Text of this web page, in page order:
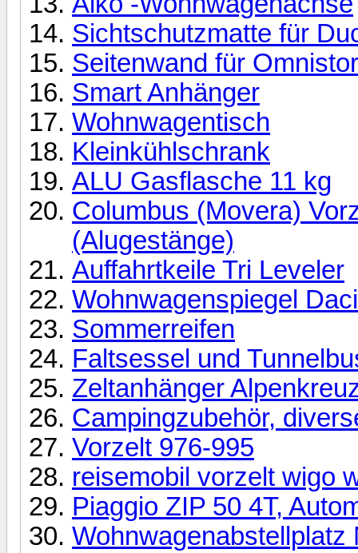
Sichtschutzmatte für
Seitenwand für
Smart Anhänger
Wohnwagentisch
Kleinkühlschrank
ALU Gasflasche 11 kg
Columbus (Movera)
(Alugestänge)
Auffahrtkeile Tri Leveler
Wohnwagenspiegel
Sommerreifen
Faltsessel und
Zeltanhänger
Campingzubehör,
Vorzelt 976-995
reisemobil vorzelt wigo
Piaggio ZIP 50 4T,
Wohnwagenabstellplatz